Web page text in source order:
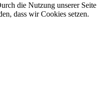
die Nutzung unserer Seite
dass wir Cookies setzen.